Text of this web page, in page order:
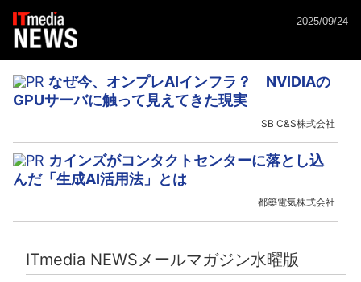
2025/09/24
なぜ今、オンプレAIインフラ？ NVIDIAの
GPUサーバに触って見えてきた現実
SB C&S株式会社
カインズがコンタクトセンターに落とし込
んだ「生成AI活用法」とは
都築電気株式会社
ITmedia NEWSメールマガジン水曜版